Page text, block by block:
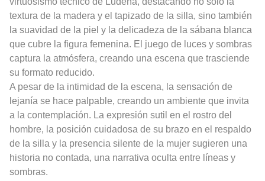
textura de la madera y el tapizado de la silla, sino también
la suavidad de la piel y la delicadeza de la sábana blanca
que cubre la figura femenina. El juego de luces y sombras
captura la atmósfera, creando una escena que trasciende
su formato reducido.
A pesar de la intimidad de la escena, la sensación de
lejanía se hace palpable, creando un ambiente que invita
a la contemplación. La expresión sutil en el rostro del
hombre, la posición cuidadosa de su brazo en el respaldo
de la silla y la presencia silente de la mujer sugieren una
historia no contada, una narrativa oculta entre líneas y
sombras.